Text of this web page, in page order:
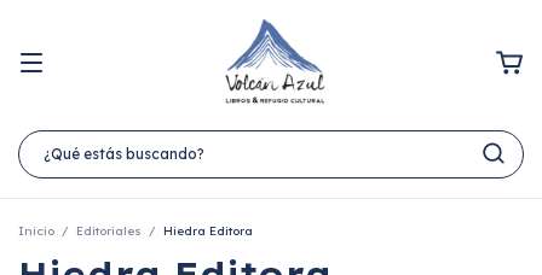
Inicio / Editoriales / Hiedra Editora